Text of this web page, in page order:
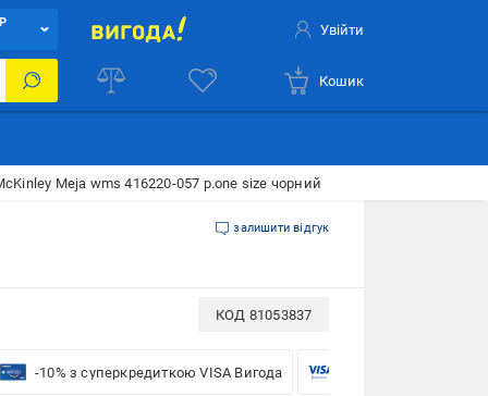
Увійти
Кошик
Meja wms 416220-057 р.one size чорний
залишити відгук
КОД 81053837
-10% з суперкредиткою VISA Вигода